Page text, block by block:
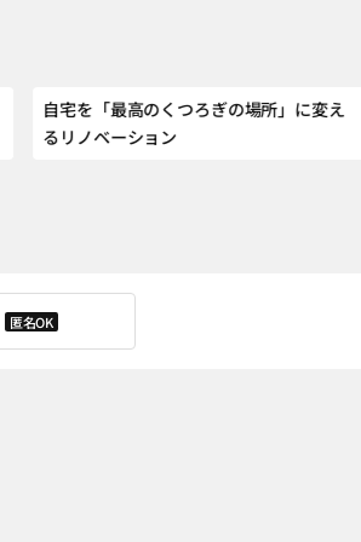
自宅を「最高のくつろぎの場所」に変え
るリノベーション
匿名OK